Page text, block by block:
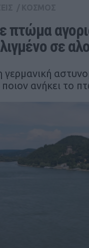
πτώμα
σε
γερμανική
ανήκει το